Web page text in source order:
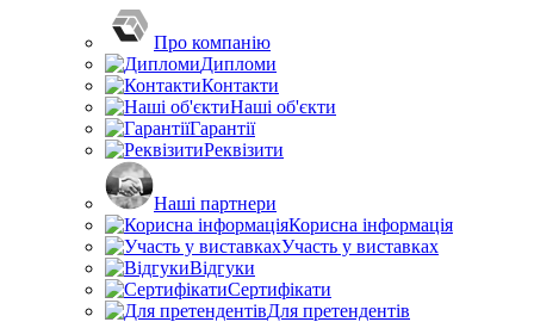
Про компанію
Дипломи
Контакти
Наші об'єкти
Гарантії
Реквізити
Наші партнери
Корисна інформація
Участь у виставках
Відгуки
Сертифікати
Для претендентів